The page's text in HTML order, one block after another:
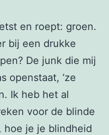
en roept: groen.
bij een drukke
De junk die mij
openstaat, ‘ze
Ik heb het al
voor de blinde
hoe je je blindheid